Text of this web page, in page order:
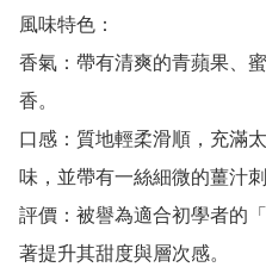
風味特色：
香氣：帶有清爽的青蘋果、
香。
口感：質地輕柔滑順，充滿
味，並帶有一絲細微的薑汁刺
評價：被譽為適合初學者的
著提升其甜度與層次感。